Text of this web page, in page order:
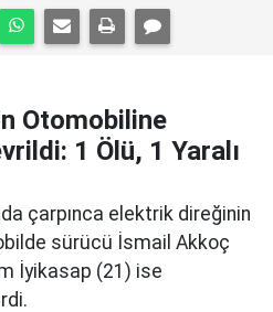
Otomobiline
1 Ölü, 1 Yaralı
çarpınca elektrik direğinin
sürücü İsmail Akkoç
İyikasap (21) ise